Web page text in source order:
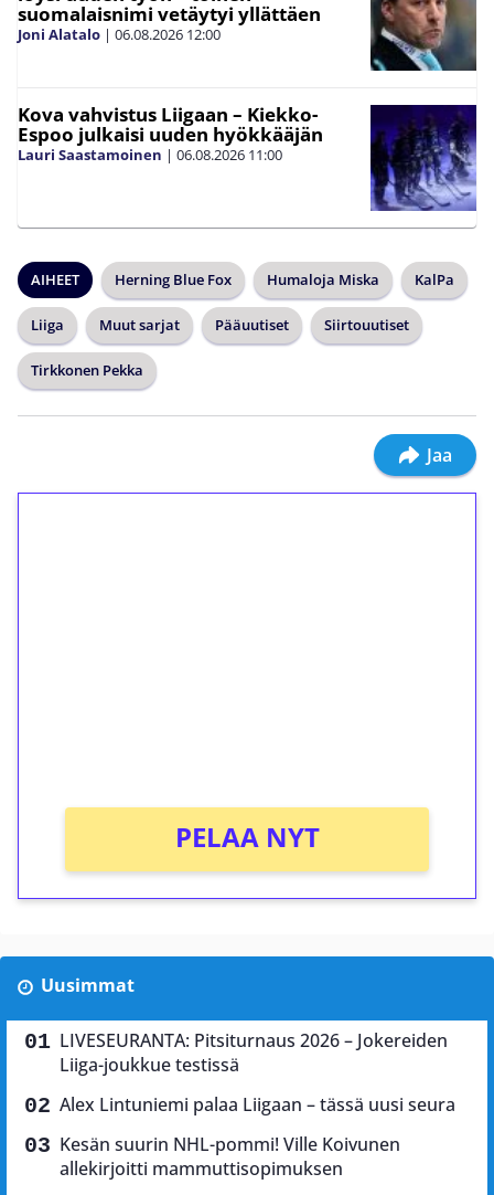
suomalaisnimi vetäytyi yllättäen
Joni Alatalo | 06.08.2026 12:00
Kova vahvistus Liigaan – Kiekko-
Espoo julkaisi uuden hyökkääjän
Lauri Saastamoinen | 06.08.2026 11:00
AIHEET Herning Blue Fox Humaloja Miska KalPa
Liiga Muut sarjat Pääuutiset Siirtouutiset
Tirkkonen Pekka
Jaa
PELAA NYT
Uusimmat
LIVESEURANTA: Pitsiturnaus 2026 – Jokereiden
Liiga-joukkue testissä
Alex Lintuniemi palaa Liigaan – tässä uusi seura
Kesän suurin NHL-pommi! Ville Koivunen
allekirjoitti mammuttisopimuksen